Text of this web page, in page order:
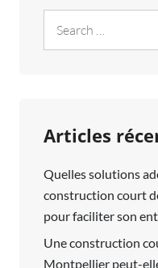
for:
Articles
Quelles solutions
construction court
pour faciliter son
Une construction
Montpellier peut-